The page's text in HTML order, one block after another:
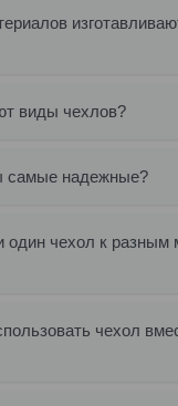
виды чехлов?
самые надежные?
один чехол к разным
чехол